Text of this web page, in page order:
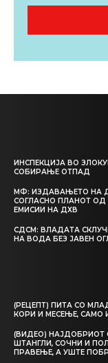
ИНСПЕКЦИЈА ВО
СОБИРАЊЕ ОТПАД
МФ: ИЗДАВАЊЕТО НА
СОГЛАСНО ПЛАНОТ ОД
ЕМИСИИ НА ДХВ
СДСМ: ВЛАДАТА
НА ВОДА БЕЗ ЈАВЕН
(РЕЦЕПТ) ПИТА СО
КОРИ И МЕСЕЊЕ, САМО
(ВИДЕО) НАЈДОБРИОТ
ШТАНГЛИ, СОЧНИ И
ПРАВЕЊЕ, А УШТЕ